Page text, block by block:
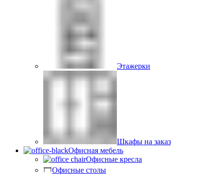
Этажерки
Шкафы на заказ
Офисная мебель
Офисные кресла
Офисные столы